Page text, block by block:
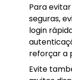
Para
seguras,
login
reforçar a
Evite